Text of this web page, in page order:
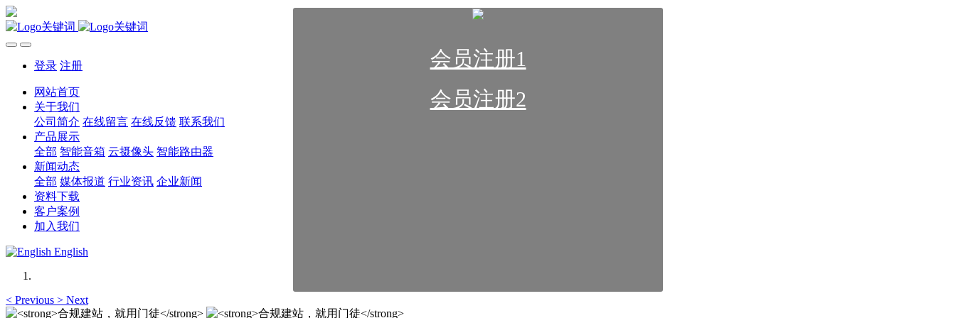
会员注册1
会员注册2
登录 注册
网站首页
关于我们
公司简介 在线留言 在线反馈 联系我们
产品展示
全部 智能音箱 云摄像头 智能路由器
新闻动态
全部 媒体报道 行业资讯 企业新闻
资料下载
客户案例
加入我们
English
< Previous > Next